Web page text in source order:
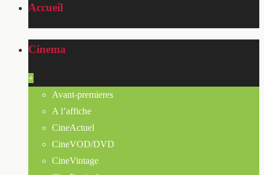
Accueil
Cinema
+
Avant-premieres
A l’affiche
CineActuel
CineVOD/DVD
CineVintage